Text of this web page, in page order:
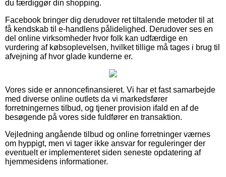
du færdiggør din shopping.
Facebook bringer dig derudover ret tiltalende metoder til at
få kendskab til e-handlens pålidelighed. Derudover ses en
del online virksomheder hvor folk kan udfærdige en
vurdering af købsoplevelsen, hvilket tillige må tages i brug til
afvejning af hvor glade kunderne er.
Vores side er annoncefinansieret. Vi har et fast samarbejde
med diverse online outlets da vi markedsfører
forretningernes tilbud, og tjener provision ifald en af de
besøgende på vores side fuldfører en transaktion.
Vejledning angående tilbud og online forretninger værnes
om hyppigt, men vi tager ikke ansvar for reguleringer der
eventuelt er implementeret siden seneste opdatering af
hjemmesidens informationer.